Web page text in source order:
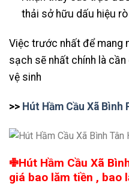
thải sở hữu dấu hiệu rò
Việc trước nhất để mang
sạch sẽ nhất chính là
vệ sinh
>> Hút Hầm Cầu Xã Bình
✙Hút Hầm Cầu Xã
giá bao lăm tiền , bao